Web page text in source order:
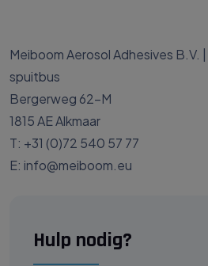
Hulp nodig?
Meiboom Aerosol Adhesives B.V.
spuitbus
Bergerweg 62-M
1815 AE Alkmaar
T: +31 (0)72 540 57 77
E: info@meiboom.eu